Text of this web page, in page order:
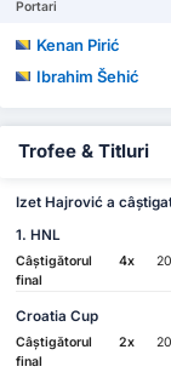
Portari
Kenan Pirić
Ibrahim Šehić
Trofee & Titluri
Izet Hajrović a
1. HNL
Câștigătorul
final
4x
Croatia Cup
Câștigătorul
final
2x